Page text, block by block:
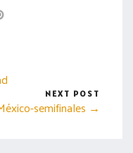
NEXT POST
semifinales →